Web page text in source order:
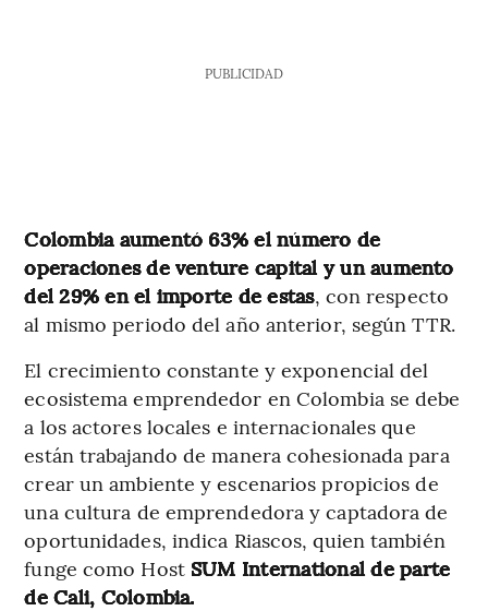
PUBLICIDAD
Colombia aumentó 63% el número de
operaciones de venture capital y un aumento
del 29% en el importe de estas, con respecto
al mismo periodo del año anterior, según TTR.
El crecimiento constante y exponencial del
ecosistema emprendedor en Colombia se debe
a los actores locales e internacionales que
están trabajando de manera cohesionada para
crear un ambiente y escenarios propicios de
una cultura de emprendedora y captadora de
oportunidades, indica Riascos, quien también
funge como Host SUM International de parte
de Cali, Colombia.